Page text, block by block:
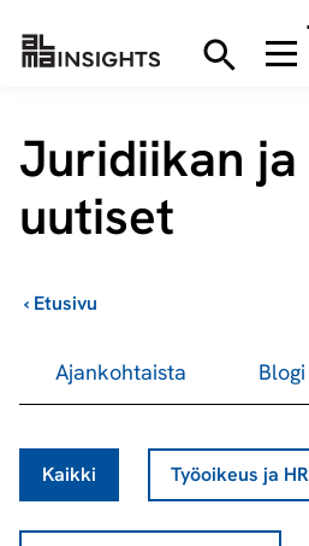
Hae
Juridiikan
uutiset
Etusivu
›
Ajankohtaista Blogi
Kaikki Työoikeus ja HR